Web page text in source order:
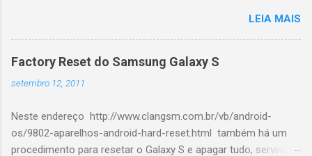
- AddThis Button BEGIN --> <div><a expr:addthis...
esteja trabalhando dentro de um método de um Domain
Service chamado UmDomainServiceChique(objetoDoDominio)
que será chamado por uma API. Você tem uma regra de
negócio chique para ser verificada que por enquanto chamarei
de VerificaMinhaRegraChiqueComplexa(). Você chama
VerificaMinhaRegraChiqueComplexa() retorne true você vai
querer que UmDomainServiceChique faça o que tem que fazer
LEIA MAIS
Factory Reset do Samsung Galaxy S
setembro 12, 2011
Neste endereço http://www.clangsm.com.br/vb/android-
os/9802-aparelhos-android-hard-reset.html também há um
procedimento para resetar o Galaxy S e apagar tudo, servindo